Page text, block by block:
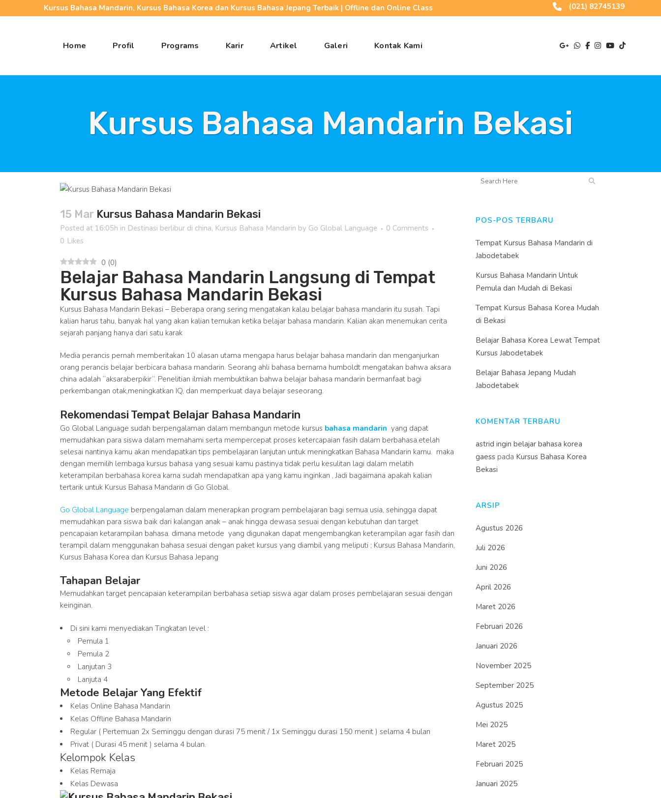
Kursus Bahasa Mandarin, Kursus Bahasa Korea dan Kursus Bahasa Jepang Terbaik | Offline dan Online Class (021) 82745139
Home Profil Programs Karir Artikel Galeri Kontak Kami
Kursus Bahasa Mandarin Bekasi
15 Mar Kursus Bahasa Mandarin Bekasi
Posted at 16:05h in Destinasi berlibur di china, Kursus Bahasa Mandarin by Go Global Language
0 Comments
0 Likes
0 (0)
Belajar Bahasa Mandarin Langsung di Tempat
Kursus Bahasa Mandarin Bekasi
Kursus Bahasa Mandarin Bekasi – Beberapa orang sering mengatakan kalau belajar bahasa mandarin itu susah. Tapi
kalian harus tahu, banyak hal yang akan kalian temukan ketika belajar bahasa mandarin. Kalian akan menemukan cerita
sejarah panjang hanya dari satu karak
Media perancis pernah memberitakan 10 alasan utama mengapa harus belajar bahasa mandarin dan menganjurkan
orang perancis belajar berbicara bahasa mandarin. Seorang ahli bahasa bernama humboldt mengatakan bahwa aksara
china adalah “aksaraberpikir”. Penelitian ilmiah membuktikan bahwa belajar bahasa mandarin bermanfaat bagi
perkembangan otak,meningkatkan IQ, dan memperkuat daya belajar seseorang.
Rekomendasi Tempat Belajar Bahasa Mandarin
Go Global Language sudah berpengalaman dalam membangun metode kursus bahasa mandarin yang dapat
memudahkan para siswa dalam memahami serta mempercepat proses ketercapaian fasih dalam berbahasa.etelah
selesai nantinya kamu akan mendapatkan tips pembelajaran lanjutan untuk meningkatkan Bahasa Mandarin kamu. maka
dengan memilih lembaga kursus bahasa yang sesuai kamu pastinya tidak perlu kesulitan lagi dalam melatih
keterampilan berbahasa korea karna sudah mendapatkan apa yang kamu inginkan , Jadi bagaimana apakah kalian
tertarik untuk Kursus Bahasa Mandarin di Go Global.
Go Global Language berpengalaman dalam menerapkan program pembelajaran bagi semua usia, sehingga dapat
memudahkan para siswa baik dari kalangan anak – anak hingga dewasa sesuai dengan kebutuhan dan target
pencapaian ketarampilan bahasa. dimana metode yang digunakan dapat mengembangkan keterampilan agar fasih dan
terampil dalam menggunakan bahasa sesuai dengan paket kursus yang diambil yang meliputi ; Kursus Bahasa Mandarin,
Kursus Bahasa Korea dan Kursus Bahasa Jepang
Tahapan Belajar
Memudahkan target pencapaian keterampilan berbahasa setiap siswa agar dalam proses pembelajaran sesuai dengan
keinginan.
Di sini kami menyediakan Tingkatan level :
Pemula 1
Pemula 2
Lanjutan 3
Lanjuta 4
Metode Belajar Yang Efektif
Kelas Online Bahasa Mandarin
Kelas Offline Bahasa Mandarin
Regular ( Pertemuan 2x Seminggu dengan durasi 75 menit / 1x Seminggu durasi 150 menit ) selama 4 bulan
Privat ( Durasi 45 menit ) selama 4 bulan.
Kelompok Kelas
Kelas Remaja
Kelas Dewasa
POS-POS TERBARU
Tempat Kursus Bahasa Mandarin di
Jabodetabek
Kursus Bahasa Mandarin Untuk
Pemula dan Mudah di Bekasi
Tempat Kursus Bahasa Korea Mudah
di Bekasi
Belajar Bahasa Korea Lewat Tempat
Kursus Jabodetabek
Belajar Bahasa Jepang Mudah
Jabodetabek
KOMENTAR TERBARU
astrid ingin belajar bahasa korea
gaess pada Kursus Bahasa Korea
Bekasi
ARSIP
Agustus 2026
Juli 2026
Juni 2026
April 2026
Maret 2026
Februari 2026
Januari 2026
November 2025
September 2025
Agustus 2025
Mei 2025
Maret 2025
Februari 2025
Januari 2025